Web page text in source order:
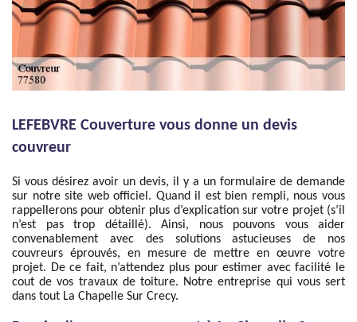
LEFEBVRE Couverture vous donne un devis
couvreur
Si vous désirez avoir un devis, il y a un formulaire de demande
sur notre site web officiel. Quand il est bien rempli, nous vous
rappellerons pour obtenir plus d’explication sur votre projet (s’il
n’est pas trop détaillé). Ainsi, nous pouvons vous aider
convenablement avec des solutions astucieuses de nos
couvreurs éprouvés, en mesure de mettre en œuvre votre
projet. De ce fait, n’attendez plus pour estimer avec facilité le
cout de vos travaux de toiture. Notre entreprise qui vous sert
dans tout La Chapelle Sur Crecy.